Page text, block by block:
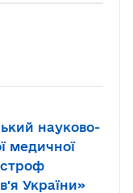
науково-
медичної
України»